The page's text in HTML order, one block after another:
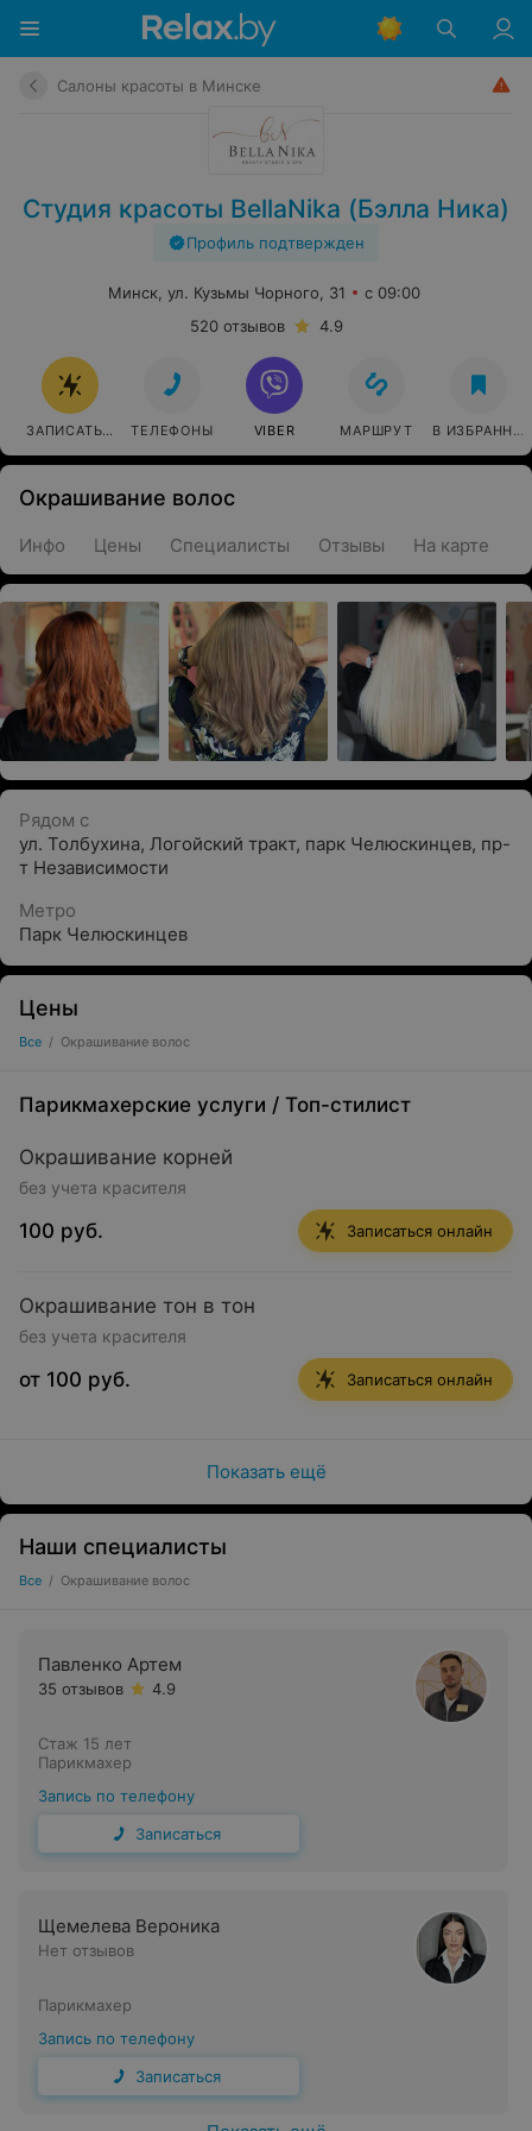
Салоны красоты в Минске
Студия красоты BellaNika (Бэлла Ника)
Профиль подтвержден
Минск, ул. Кузьмы Чорного, 31
с 09:00
520 отзывов
4.9
ЗАПИСАТЬСЯ ТЕЛЕФОНЫ VIBER МАРШРУТ В ИЗБРАННОЕ
Окрашивание волос
Инфо Цены Специалисты Отзывы На карте
Рядом с
ул. Толбухина, Логойский тракт, парк Челюскинцев, пр-
т Независимости
Метро
Парк Челюскинцев
Цены
Все / Окрашивание волос
Парикмахерские услуги / Топ-стилист
Окрашивание корней
без учета красителя
100 руб. Записаться онлайн
Окрашивание тон в тон
без учета красителя
от 100 руб. Записаться онлайн
Показать ещё
Наши специалисты
Все / Окрашивание волос
Павленко Артем
35 отзывов 4.9
Стаж 15 лет
Парикмахер
Запись по телефону
Записаться
Щемелева Вероника
Нет отзывов
Парикмахер
Запись по телефону
Записаться